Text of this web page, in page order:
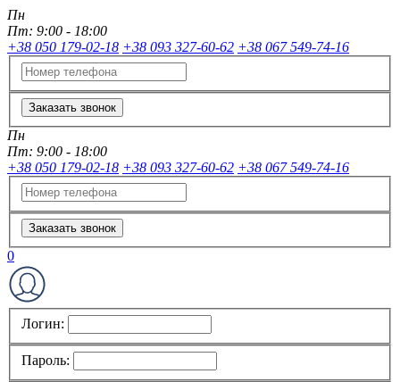
Пн
Пт: 9:00 - 18:00
+38 050 179-02-18 +38 093 327-60-62 +38 067 549-74-16
Заказать звонок
Пн
Пт: 9:00 - 18:00
+38 050 179-02-18 +38 093 327-60-62 +38 067 549-74-16
Заказать звонок
0
Логин:
Пароль: